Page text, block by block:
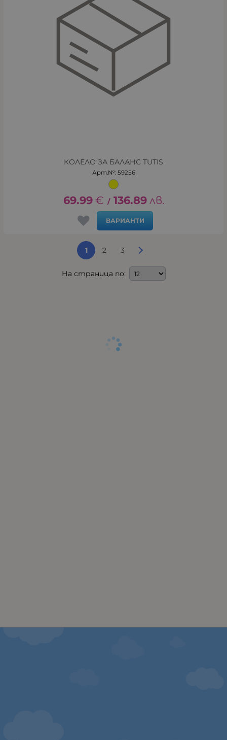
КОЛЕЛО ЗА БАЛАНС TUTIS
Арт.№: 59256
69.99 € / 136.89 лв.
ВАРИАНТИ
1 2 3
На страница по: